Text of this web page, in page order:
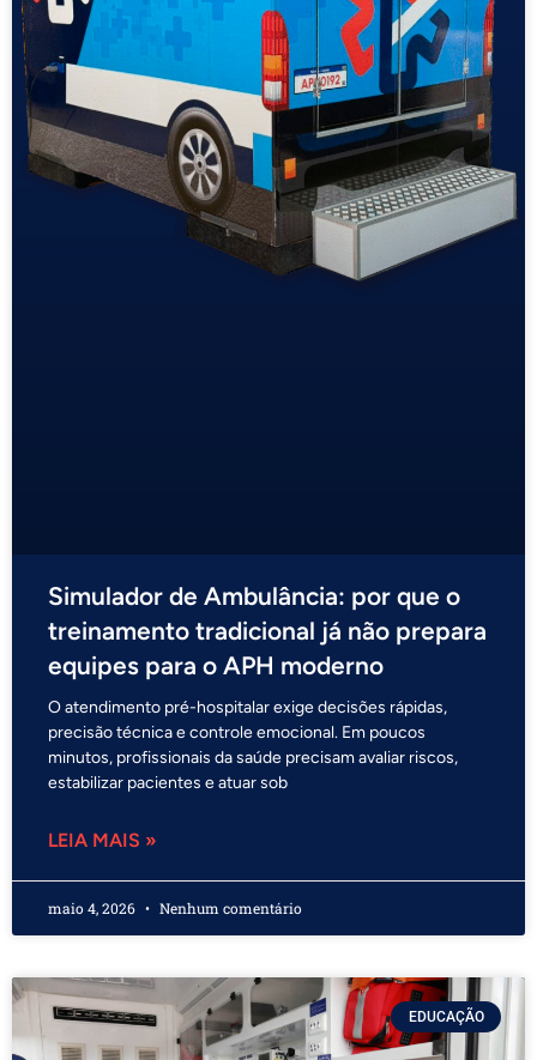
Simulador de Ambulância: por que o
treinamento tradicional já não prepara
equipes para o APH moderno
O atendimento pré-hospitalar exige decisões rápidas,
precisão técnica e controle emocional. Em poucos
minutos, profissionais da saúde precisam avaliar riscos,
estabilizar pacientes e atuar sob
LEIA MAIS »
maio 4, 2026 Nenhum comentário
EDUCAÇÃO